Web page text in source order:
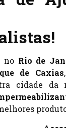
no Rio de
de Caxias,
cidade da